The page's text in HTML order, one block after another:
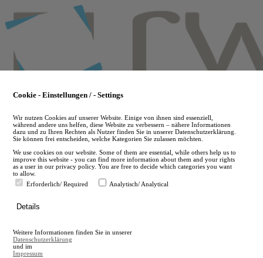
to
main
en
A
A
Cookie - Einstellungen / - Settings
Wir nutzen Cookies auf unserer Website. Einige von ihnen sind essenziell,
während andere uns helfen, diese Website zu verbessern – nähere Informationen
dazu und zu Ihren Rechten als Nutzer finden Sie in unserer Datenschutzerklärung.
Sie können frei entscheiden, welche Kategorien Sie zulassen möchten.
We use cookies on our website. Some of them are essential, while others help us to
improve this website - you can find more information about them and your rights
as a user in our privacy policy. You are free to decide which categories you want
to allow.
Erforderlich/ Required
Analytisch/ Analytical
Details
Weitere Informationen finden Sie in unserer
Datenschutzerklärung
und im
Impressum